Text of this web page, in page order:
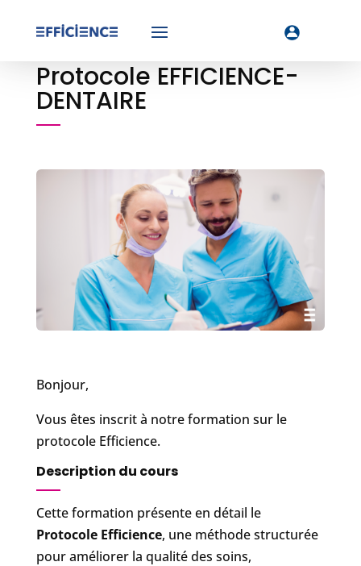
Protocole EFFICIENCE-
DENTAIRE
Bonjour,
Vous êtes inscrit à notre formation sur le
protocole Efficience.
Description du cours
Cette formation présente en détail le
Protocole Efficience, une méthode structurée
pour améliorer la qualité des soins,